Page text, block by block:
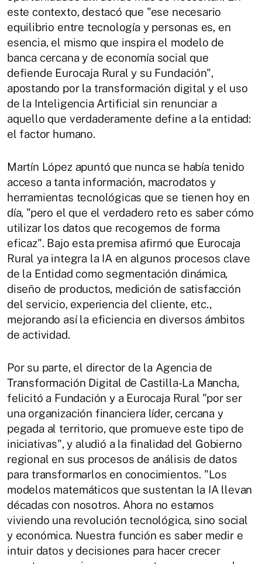
este contexto, destacó que "ese necesario
equilibrio entre tecnología y personas es, en
esencia, el mismo que inspira el modelo de
banca cercana y de economía social que
defiende Eurocaja Rural y su Fundación",
apostando por la transformación digital y el uso
de la Inteligencia Artificial sin renunciar a
aquello que verdaderamente define a la entidad:
el factor humano.
Martín López apuntó que nunca se había tenido
acceso a tanta información, macrodatos y
herramientas tecnológicas que se tienen hoy en
día, "pero el que el verdadero reto es saber cómo
utilizar los datos que recogemos de forma
eficaz". Bajo esta premisa afirmó que Eurocaja
Rural ya integra la IA en algunos procesos clave
de la Entidad como segmentación dinámica,
diseño de productos, medición de satisfacción
del servicio, experiencia del cliente, etc.,
mejorando así la eficiencia en diversos ámbitos
de actividad.
Por su parte, el director de la Agencia de
Transformación Digital de Castilla-La Mancha,
felicitó a Fundación y a Eurocaja Rural "por ser
una organización financiera líder, cercana y
pegada al territorio, que promueve este tipo de
iniciativas", y aludió a la finalidad del Gobierno
regional en sus procesos de análisis de datos
para transformarlos en conocimientos. "Los
modelos matemáticos que sustentan la IA llevan
décadas con nosotros. Ahora no estamos
viviendo una revolución tecnológica, sino social
y económica. Nuestra función es saber medir e
intuir datos y decisiones para hacer crecer